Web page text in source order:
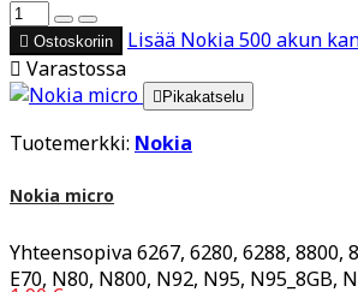
 Ostoskoriin Lisää Nokia 500 akun
 Varastossa
Pikakatselu
Tuotemerkki: Nokia
Nokia micro
Yhteensopiva 6267, 6280, 6288, 8800,
E70, N80, N800, N92, N95, N95_8GB,